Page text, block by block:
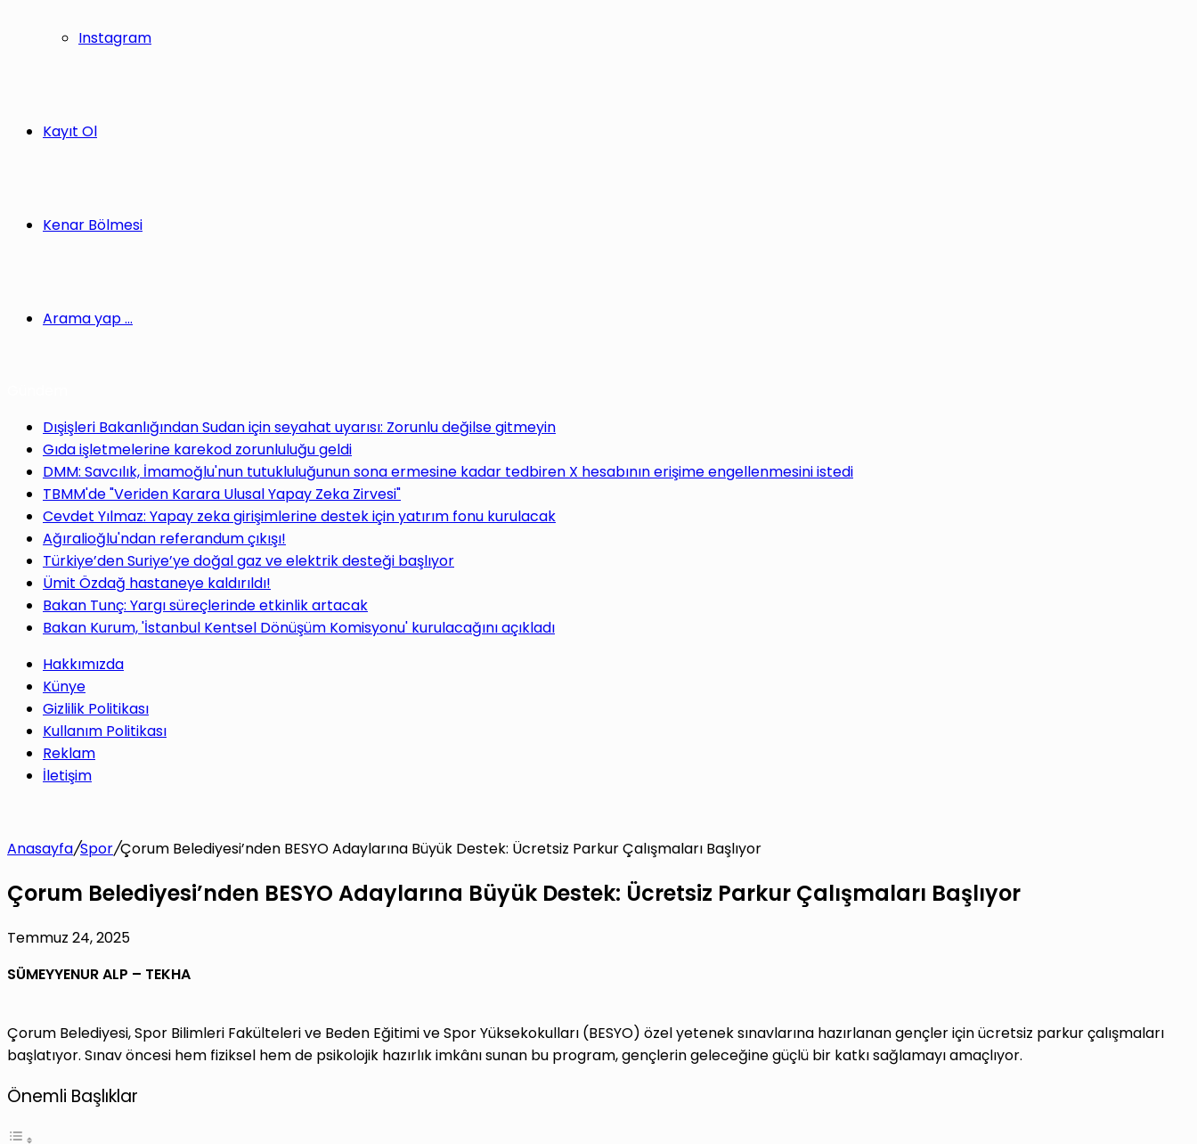
Instagram
Kayıt Ol
Kenar Bölmesi
Arama yap ...
Dışişleri Bakanlığından Sudan için seyahat uyarısı: Zorunlu değilse gitmeyin
Gıda işletmelerine karekod zorunluluğu geldi
DMM: Savcılık, İmamoğlu'nun tutukluluğunun sona ermesine kadar tedbiren X hesabının erişime engellenmesini istedi
TBMM'de "Veriden Karara Ulusal Yapay Zeka Zirvesi"
Cevdet Yılmaz: Yapay zeka girişimlerine destek için yatırım fonu kurulacak
Ağıralioğlu'ndan referandum çıkışı!
Türkiye’den Suriye’ye doğal gaz ve elektrik desteği başlıyor
Ümit Özdağ hastaneye kaldırıldı!
Bakan Tunç: Yargı süreçlerinde etkinlik artacak
Bakan Kurum, 'İstanbul Kentsel Dönüşüm Komisyonu' kurulacağını açıkladı
Hakkımızda
Künye
Gizlilik Politikası
Kullanım Politikası
Reklam
İletişim
Anasayfa/Spor/Çorum Belediyesi’nden BESYO Adaylarına Büyük Destek: Ücretsiz Parkur Çalışmaları Başlıyor
Çorum Belediyesi’nden BESYO Adaylarına Büyük Destek: Ücretsiz Parkur Çalışmaları Başlıyor
Temmuz 24, 2025
SÜMEYYENUR ALP – TEKHA
Çorum Belediyesi, Spor Bilimleri Fakülteleri ve Beden Eğitimi ve Spor Yüksekokulları (BESYO) özel yetenek sınavlarına hazırlanan gençler için ücretsiz parkur çalışmaları
başlatıyor. Sınav öncesi hem fiziksel hem de psikolojik hazırlık imkânı sunan bu program, gençlerin geleceğine güçlü bir katkı sağlamayı amaçlıyor.
Önemli Başlıklar